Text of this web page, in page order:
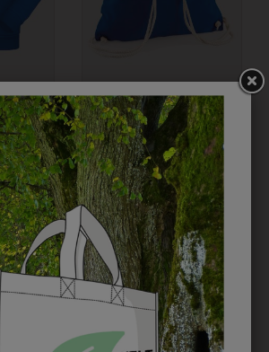
1MRW11001
RUCKSACK MIT
SCHULLOGO UND
VORNAME
€ 17,90